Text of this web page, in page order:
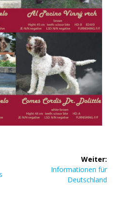
Weiter:
Informationen für
Deutschland